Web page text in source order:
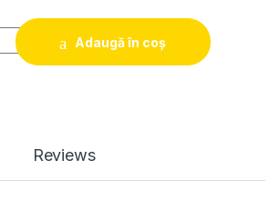
Adaugă în coș
Reviews